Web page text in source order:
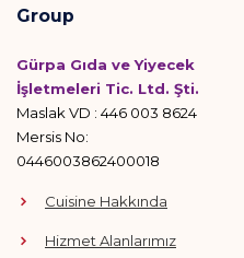
Group
Gürpa Gıda ve Yiyecek
İşletmeleri Tic. Ltd. Şti.
Maslak VD : 446 003 8624
Mersis No:
0446003862400018
Cuisine Hakkında
Hizmet Alanlarımız